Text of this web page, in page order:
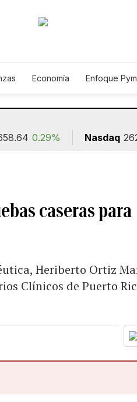
Economía Enfoque
0.29% Nasdaq
caseras para
Heriberto Ortiz
Clínicos de Puerto